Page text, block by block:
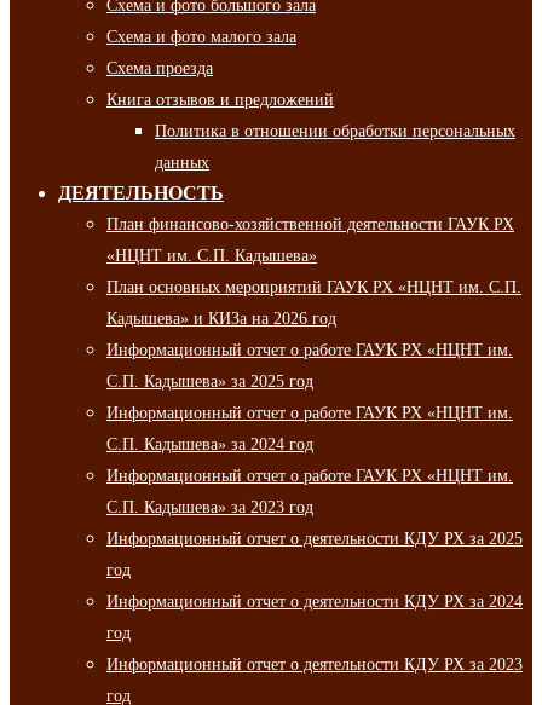
Схема и фото большого зала
Схема и фото малого зала
Схема проезда
Книга отзывов и предложений
Политика в отношении обработки персональных
данных
ДЕЯТЕЛЬНОСТЬ
План финансово-хозяйственной деятельности ГАУК РХ
«НЦНТ им. С.П. Кадышева»
План основных мероприятий ГАУК РХ «НЦНТ им. С.П.
Кадышева» и КИЗа на 2026 год
Информационный отчет о работе ГАУК РХ «НЦНТ им.
С.П. Кадышева» за 2025 год
Информационный отчет о работе ГАУК РХ «НЦНТ им.
С.П. Кадышева» за 2024 год
Информационный отчет о работе ГАУК РХ «НЦНТ им.
С.П. Кадышева» за 2023 год
Информационный отчет о деятельности КДУ РХ за 2025
год
Информационный отчет о деятельности КДУ РХ за 2024
год
Информационный отчет о деятельности КДУ РХ за 2023
год